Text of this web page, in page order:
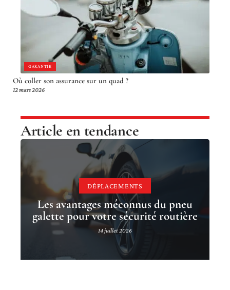
GARANTIE
Où coller son assurance sur un quad ?
12 mars 2026
Article en tendance
DÉPLACEMENTS
Les avantages méconnus du pneu
galette pour votre sécurité routière
14 juillet 2026